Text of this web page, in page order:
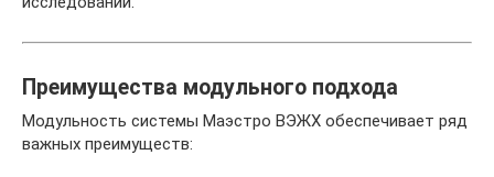
Преимущества модульного подхода
Модульность системы Маэстро ВЭЖХ обеспечивает ряд
важных преимуществ: